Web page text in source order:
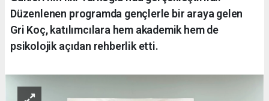
Düzenlenen programda gençlerle bir araya gelen
Gri Koç, katılımcılara hem akademik hem de
psikolojik açıdan rehberlik etti.